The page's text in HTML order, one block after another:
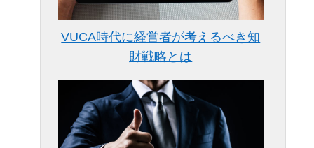
VUCA時代に経営者が考えるべき知
財戦略とは